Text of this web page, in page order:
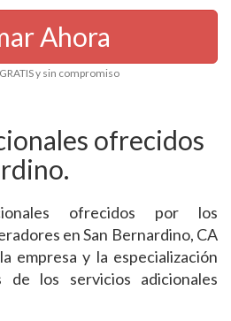
Ahora
y sin compromiso
ofrecidos
ofrecidos por los
en San Bernardino, CA
empresa y la especialización
de los servicios adicionales